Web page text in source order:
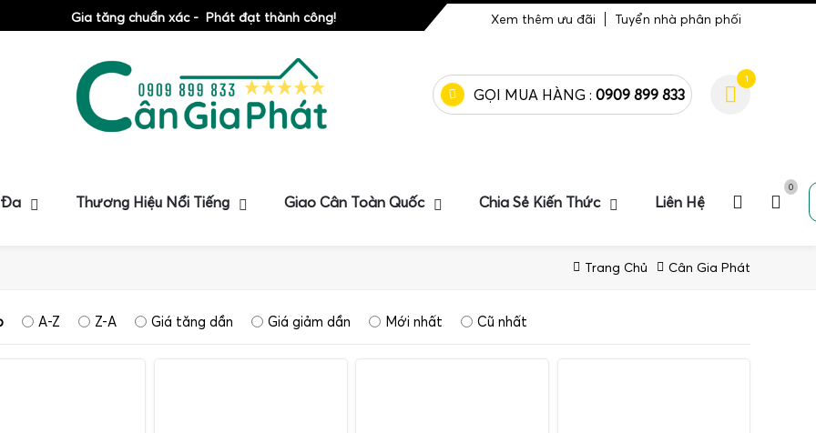
Gia tăng chuẩn xác - Phát đạt thành công! Xem thêm ưu đãi Tuyển nhà phân phối
GỌI MUA HÀNG : 0909 899 833
1
Đa Thương Hiệu Nổi Tiếng Giao Cân Toàn Quốc Chia Sẻ Kiến Thức Liên Hệ
0
Trang Chủ Cân Gia Phát
A-Z Z-A Giá tăng dần Giá giảm dần Mới nhất Cũ nhất